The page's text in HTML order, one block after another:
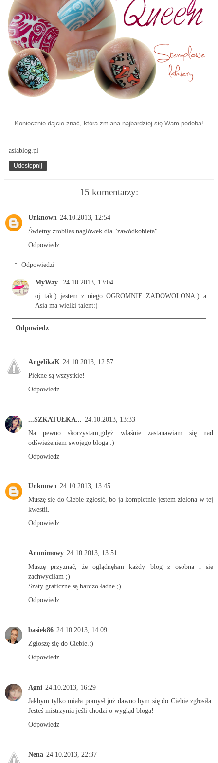
Koniecznie dajcie znać, która zmiana najbardziej się Wam podoba!
asiablog.pl
Udostępnij
15 komentarzy:
Unknown 24.10.2013, 12:54
Świetny zrobiłaś nagłówek dla "zawódkobieta"
Odpowiedz
Odpowiedzi
MyWay
24.10.2013, 13:04
oj tak:) jestem z niego OGROMNIE ZADOWOLONA:) a
Asia ma wielki talent:)
Odpowiedz
AngelikaK 24.10.2013, 12:57
Piękne są wszystkie!
Odpowiedz
...SZKATUŁKA... 24.10.2013, 13:33
Na pewno skorzystam,gdyż właśnie zastanawiam się nad
odświeżeniem swojego bloga :)
Odpowiedz
Unknown 24.10.2013, 13:45
Muszę się do Ciebie zgłosić, bo ja kompletnie jestem zielona w tej
kwestii.
Odpowiedz
Anonimowy 24.10.2013, 13:51
Muszę przyznać, że oglądnęłam każdy blog z osobna i się
zachwyciłam ;)
Szaty graficzne są bardzo ładne ;)
Odpowiedz
basiek86 24.10.2013, 14:09
Zgłoszę się do Ciebie.:)
Odpowiedz
Agni 24.10.2013, 16:29
Jakbym tylko miała pomysł już dawno bym się do Ciebie zgłosiła.
Jesteś mistrzynią jeśli chodzi o wygląd bloga!
Odpowiedz
Nena 24.10.2013, 22:37